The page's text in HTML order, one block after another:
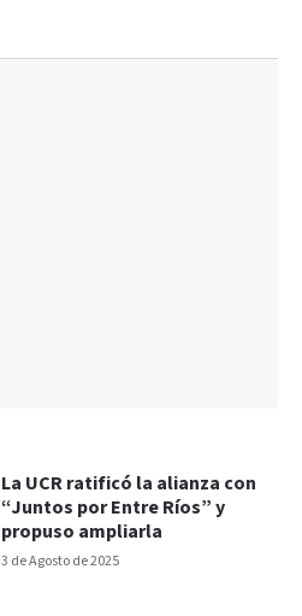
3 de Agosto de 2025
La UCR ratificó la alianza con
“Juntos por Entre Ríos” y
propuso ampliarla